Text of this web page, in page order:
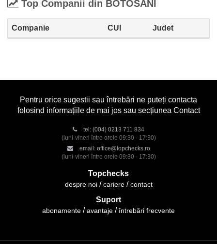
Top Companii din BOTOSANI
Companie CUI Judet
Pentru orice sugestii sau întrebări ne puteți contacta
folosind informațiile de mai jos sau secțiunea Contact
tel: (004) 0213 711 834
(luni-vineri între orele 09:30 - 17:30)
email: office@topchecks.ro
(luni-vineri între orele 09:30 - 17:30)
Topchecks
despre noi cariere contact
Suport
abonamente avantaje întrebări frecvente